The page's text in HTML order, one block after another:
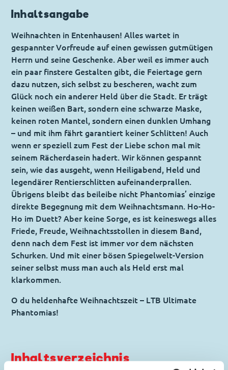
Inhaltsangabe
Weihnachten in Entenhausen! Alles wartet in
gespannter Vorfreude auf einen gewissen gutmütigen
Herrn und seine Geschenke. Aber weil es immer auch
ein paar finstere Gestalten gibt, die Feiertage gern
dazu nutzen, sich selbst zu bescheren, wacht zum
Glück noch ein anderer Held über die Stadt. Er trägt
keinen weißen Bart, sondern eine schwarze Maske,
keinen roten Mantel, sondern einen dunklen Umhang
– und mit ihm fährt garantiert keiner Schlitten! Auch
wenn er speziell zum Fest der Liebe schon mal mit
seinem Rächerdasein hadert. Wir können gespannt
sein, wie das ausgeht, wenn Heiligabend, Held und
legendärer Rentierschlitten aufeinanderprallen.
Übrigens bleibt das beileibe nicht Phantomias’ einzige
direkte Begegnung mit dem Weihnachtsmann. Ho-Ho-
Ho im Duett? Aber keine Sorge, es ist keineswegs alles
Friede, Freude, Weihnachtsstollen in diesem Band,
denn nach dem Fest ist immer vor dem nächsten
Schurken. Und mit einer bösen Spiegelwelt-Version
seiner selbst muss man auch als Held erst mal
klarkommen.
O du heldenhafte Weihnachtszeit – LTB Ultimate
Phantomias!
Inhaltsverzeichnis